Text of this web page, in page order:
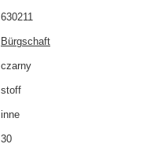
630211
Bürgschaft
czarny
stoff
inne
30